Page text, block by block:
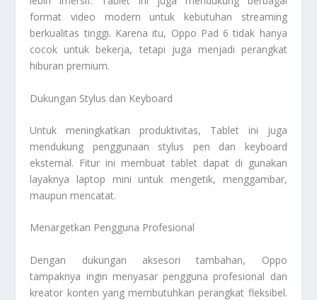
format video modern untuk kebutuhan streaming
berkualitas tinggi. Karena itu, Oppo Pad 6 tidak hanya
cocok untuk bekerja, tetapi juga menjadi perangkat
hiburan premium.
Dukungan Stylus dan Keyboard
Untuk meningkatkan produktivitas, Tablet ini juga
mendukung penggunaan stylus pen dan keyboard
eksternal. Fitur ini membuat tablet dapat di gunakan
layaknya laptop mini untuk mengetik, menggambar,
maupun mencatat.
Menargetkan Pengguna Profesional
Dengan dukungan aksesori tambahan, Oppo
tampaknya ingin menyasar pengguna profesional dan
kreator konten yang membutuhkan perangkat fleksibel.